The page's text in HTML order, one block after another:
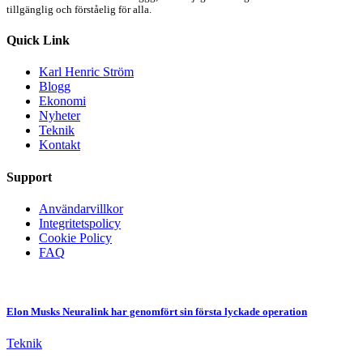
tillgänglig och förståelig för alla.
Quick Link
Karl Henric Ström
Blogg
Ekonomi
Nyheter
Teknik
Kontakt
Support
Användarvillkor
Integritetspolicy
Cookie Policy
FAQ
Elon Musks Neuralink har genomfört sin första lyckade operation
Teknik